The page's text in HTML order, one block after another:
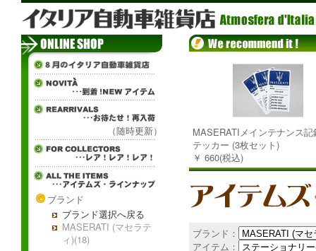
（随時更新）
ブランド
ブランド選択へ戻る
MASERATI (マセラテ
ィ)(18)
MASERATIメインテナンス記
テッカー (3枚セット)
￥ 660(税込)
ブランド：
アイテム：